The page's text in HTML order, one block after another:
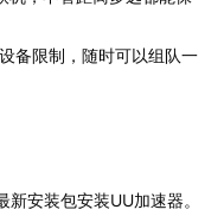
备限制，随时可以组队一
安装包安装UU加速器。